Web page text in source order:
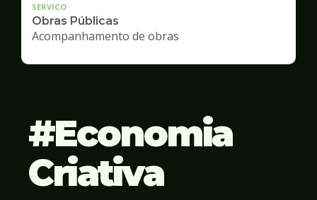
SERVICO
Obras Públicas
Acompanhamento de obras
Economia
Criativa